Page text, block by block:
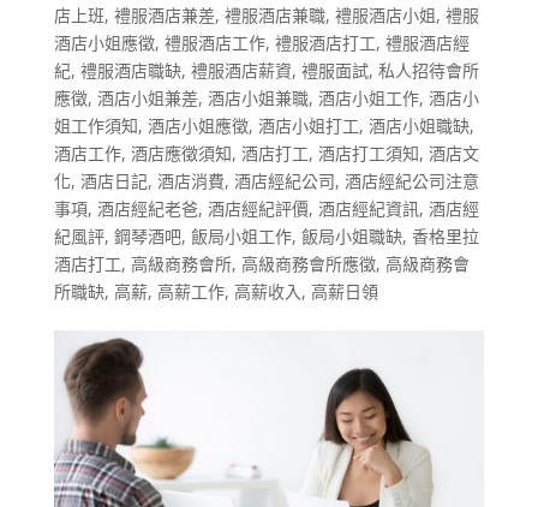
店上班, 禮服酒店兼差, 禮服酒店兼職, 禮服酒店小姐, 禮服
酒店小姐應徵, 禮服酒店工作, 禮服酒店打工, 禮服酒店經
紀, 禮服酒店職缺, 禮服酒店薪資, 禮服面試, 私人招待會所
應徵, 酒店小姐兼差, 酒店小姐兼職, 酒店小姐工作, 酒店小
姐工作須知, 酒店小姐應徵, 酒店小姐打工, 酒店小姐職缺,
酒店工作, 酒店應徵須知, 酒店打工, 酒店打工須知, 酒店文
化, 酒店日記, 酒店消費, 酒店經紀公司, 酒店經紀公司注意
事項, 酒店經紀老爸, 酒店經紀評價, 酒店經紀資訊, 酒店經
紀風評, 鋼琴酒吧, 飯局小姐工作, 飯局小姐職缺, 香格里拉
酒店打工, 高級商務會所, 高級商務會所應徵, 高級商務會
所職缺, 高薪, 高薪工作, 高薪收入, 高薪日領